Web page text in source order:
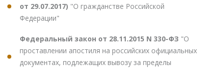
от 29.07.2017) "О гражданстве Российской
Федерации"
Федеральный закон от 28.11.2015 N 330-ФЗ "О
проставлении апостиля на российских официальных
документах, подлежащих вывозу за пределы